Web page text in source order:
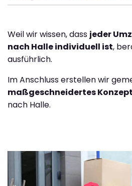
Weil wir wissen, dass jeder
nach Halle individuell ist,
ausführlich.
Im Anschluss erstellen wir
maßgeschneidertes Konzept
nach Halle.